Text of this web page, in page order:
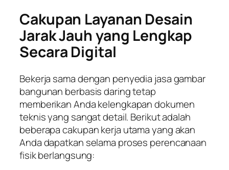
Cakupan Layanan Desain
Jarak Jauh yang Lengkap
Secara Digital
Bekerja sama dengan penyedia jasa gambar
bangunan berbasis daring tetap
memberikan Anda kelengkapan dokumen
teknis yang sangat detail. Berikut adalah
beberapa cakupan kerja utama yang akan
Anda dapatkan selama proses perencanaan
fisik berlangsung: